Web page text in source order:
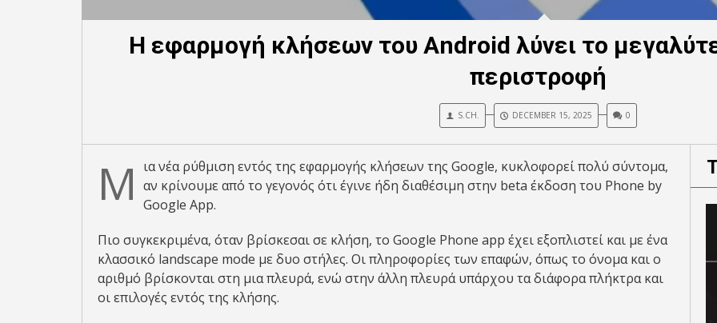
Η εφαρμογή κλήσεων του Android λύνει το
περιστροφή
S.CH. DECEMBER 15, 2025 0
Μ
ια νέα ρύθμιση εντός της εφαρμογής κλήσεων της Google, κυκλοφορεί πολύ σύντομα,
αν κρίνουμε από το γεγονός ότι έγινε ήδη διαθέσιμη στην beta έκδοση του Phone by
Google App.
Πιο συγκεκριμένα, όταν βρίσκεσαι σε κλήση, το Google Phone app έχει εξοπλιστεί και με ένα
κλασσικό landscape mode με δυο στήλες. Οι πληροφορίες των επαφών, όπως το όνομα και ο
αριθμό βρίσκονται στη μια πλευρά, ενώ στην άλλη πλευρά υπάρχου τα διάφορα πλήκτρα και
οι επιλογές εντός της κλήσης.